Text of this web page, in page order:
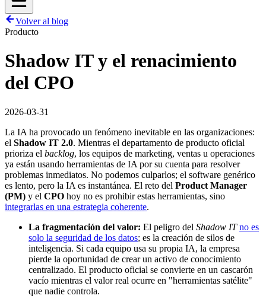
Volver al blog
Producto
Shadow IT y el renacimiento
del CPO
2026-03-31
La IA ha provocado un fenómeno inevitable en las organizaciones:
el Shadow IT 2.0. Mientras el departamento de producto oficial
prioriza el backlog, los equipos de marketing, ventas u operaciones
ya están usando herramientas de IA por su cuenta para resolver
problemas inmediatos. No podemos culparlos; el software genérico
es lento, pero la IA es instantánea. El reto del Product Manager
(PM) y el CPO hoy no es prohibir estas herramientas, sino
integrarlas en una estrategia coherente.
La fragmentación del valor: El peligro del Shadow IT no es
solo la seguridad de los datos; es la creación de silos de
inteligencia. Si cada equipo usa su propia IA, la empresa
pierde la oportunidad de crear un activo de conocimiento
centralizado. El producto oficial se convierte en un cascarón
vacío mientras el valor real ocurre en "herramientas satélite"
que nadie controla.